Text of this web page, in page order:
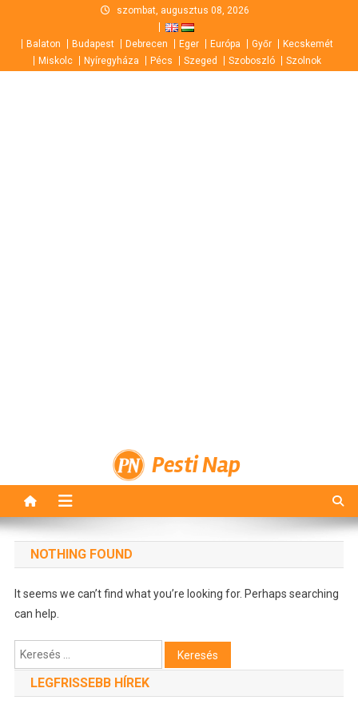
content
szombat, augusztus 08, 2026
Balaton Budapest Debrecen Eger Európa Győr
Kecskemét
Miskolc
Nyíregyháza Pécs Szeged Szoboszló Szolnok
Pesti Nap
NOTHING FOUND
It seems we can’t find what you’re looking for. Perhaps searching
can help.
Keresés:
LEGFRISSEBB HÍREK